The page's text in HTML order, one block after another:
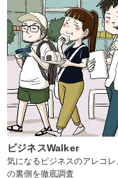
ビジネスWalker
気になるビジネスのアレコレ
の裏側を徹底調査